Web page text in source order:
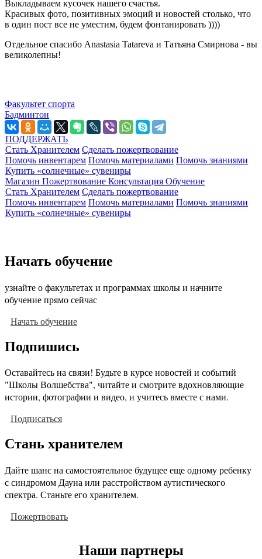
Выкладываем кусочек нашего счастья.
Красивых фото, позитивных эмоций и новостей столько, что
в один пост все не уместим, будем фонтанировать ))))
Отдельное спасибо Anastasia Tatareva и Татьяна Смирнова - вы
великолепны!
Факультет спорта
Бадминтон
ПОДДЕРЖАТЬ
Стать Хранителем Сделать пожертвование
Помочь инвентарем Помочь материалами Помочь знаниями
Купить «солнечные» сувениры
Магазин Пожертвование Консультация Обучение
Стать Хранителем Сделать пожертвование
Помочь инвентарем Помочь материалами Помочь знаниями
Купить «солнечные» сувениры
Начать обучение
узнайте о факультетах и программах школы и начните
обучение прямо сейчас
Начать обучение
Подпишись
Оставайтесь на связи! Будьте в курсе новостей и событий
"Школы Волшебства", читайте и смотрите вдохновляющие
истории, фотографии и видео, и учитесь вместе с нами.
Подписаться
Стань хранителем
Дайте шанс на самостоятельное будущее еще одному ребенку
с синдромом Дауна или расстройством аутистического
спектра. Станьте его хранителем.
Пожертвовать
Наши партнеры